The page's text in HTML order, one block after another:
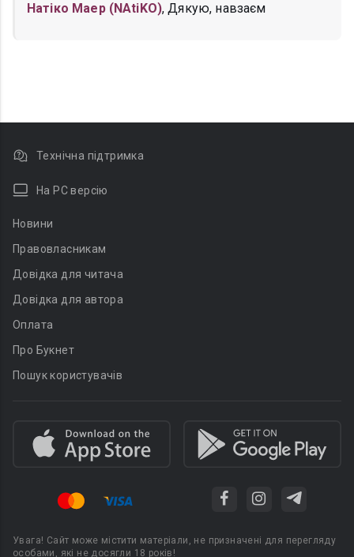
Натіко Маер (NAtiKO), Дякую, навзаєм
Технічна підтримка
На PC версію
Новини
Правовласникам
Довідка для читача
Довідка для автора
Оплата
Про Букнет
Пошук користувачів
Увага! Сайт може містити матеріали, не призначені для перегляду
особами, які не досягли 18 років!